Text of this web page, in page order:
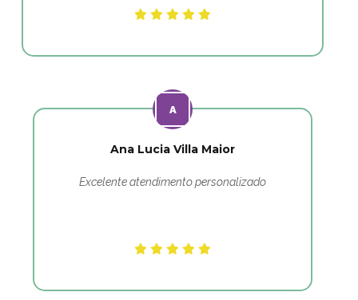
Ana Lucia Villa Maior
Excelente atendimento personalizado